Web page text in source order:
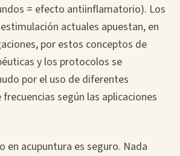
= efecto antiinflamatorio). Los
actuales apuestan, en
por estos conceptos de
y los protocolos se
por el uso de diferentes
según las aplicaciones
en acupuntura es seguro. Nada